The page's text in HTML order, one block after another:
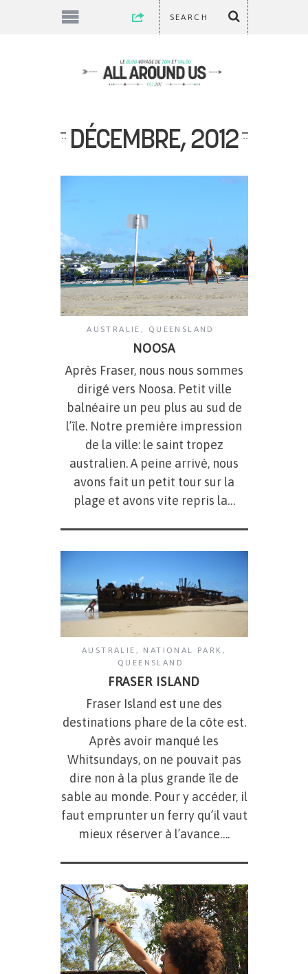
DÉCEMBRE, 2012
AUSTRALIE , QUEENSLAND
NOOSA
Après Fraser, nous nous sommes
dirigé vers Noosa. Petit ville
balnéaire un peu plus au sud de
l’île. Notre première impression
de la ville: le saint tropez
australien. A peine arrivé, nous
avons fait un petit tour sur la
plage et avons vite repris la…
AUSTRALIE , NATIONAL PARK ,
QUEENSLAND
FRASER ISLAND
Fraser Island est une des
destinations phare de la côte est.
Après avoir manqué les
Whitsundays, on ne pouvait pas
dire non à la plus grande île de
sable au monde. Pour y accéder, il
faut emprunter un ferry qu’il vaut
mieux réserver à l’avance….